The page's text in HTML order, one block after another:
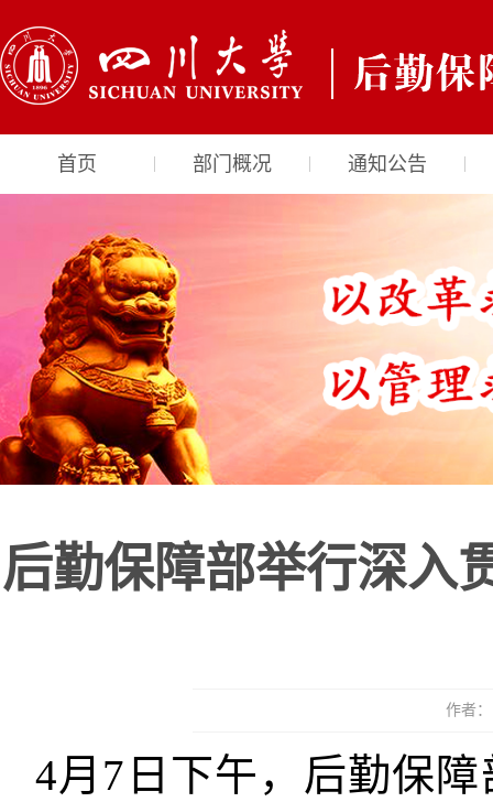
首页 部门概况 通知公告
后勤保障部举行深入
作者
4月7日下午，后勤保